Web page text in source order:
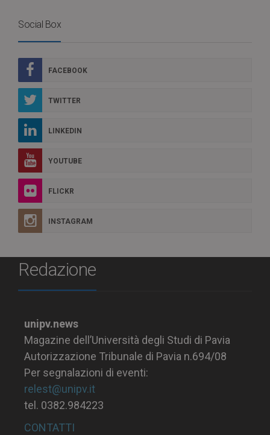
Social Box
FACEBOOK
TWITTER
LINKEDIN
YOUTUBE
FLICKR
INSTAGRAM
Redazione
unipv.news
Magazine dell’Università degli Studi di Pavia
Autorizzazione Tribunale di Pavia n.694/08
Per segnalazioni di eventi:
relest@unipv.it
tel. 0382.984223
CONTATTI